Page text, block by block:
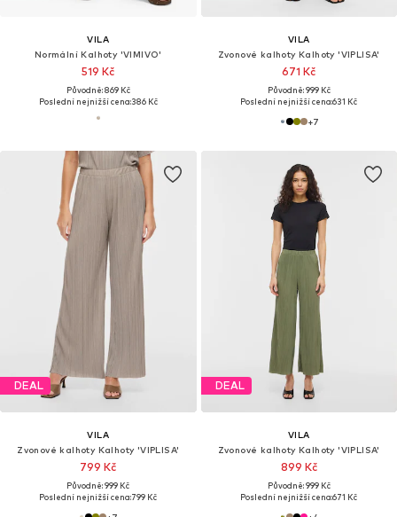
VILA
Normální Kalhoty 'VIMIVO'
519 Kč
Původně: 869 Kč
Poslední nejnižší cena:386 Kč
VILA
Zvonové kalhoty Kalhoty 'VIPLISA'
671 Kč
Původně: 999 Kč
Poslední nejnižší cena:631 Kč
+7
DEAL
VILA
Zvonové kalhoty Kalhoty 'VIPLISA'
799 Kč
Původně: 999 Kč
Poslední nejnižší cena:799 Kč
DEAL
VILA
Zvonové kalhoty Kalhoty 'VIPLISA'
899 Kč
Původně: 999 Kč
Poslední nejnižší cena:671 Kč